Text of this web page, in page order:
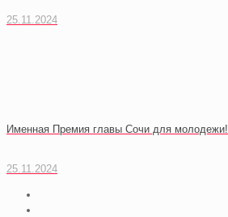
25.11.2024
Именная Премия главы Сочи для молодежи!
25.11.2024